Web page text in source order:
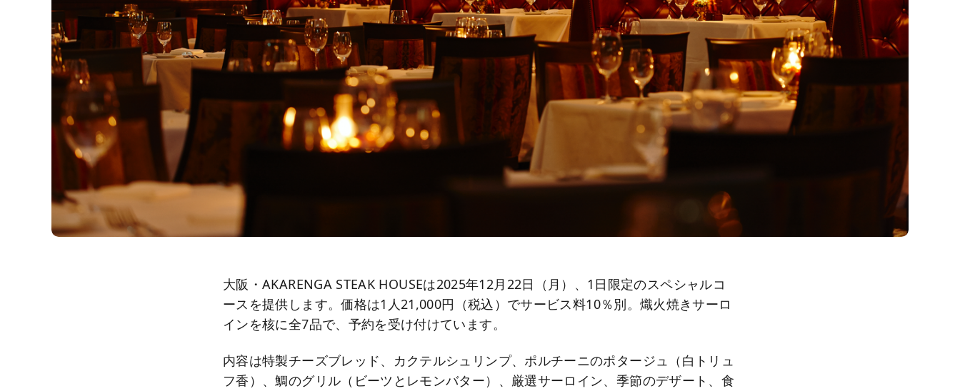
大阪・AKARENGA STEAK HOUSEは2025年12月22日（月）、1日限定のスペシャルコ
ースを提供します。価格は1人21,000円（税込）でサービス料10％別。熾火焼きサーロ
インを核に全7品で、予約を受け付けています。
内容は特製チーズブレッド、カクテルシュリンプ、ポルチーニのポタージュ（白トリュ
フ香）、鯛のグリル（ビーツとレモンバター）、厳選サーロイン、季節のデザート、食